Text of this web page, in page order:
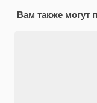
Вам также могут